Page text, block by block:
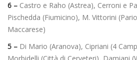
6 – Castro e Raho (Astrea), Cerroni e
Pischedda (Fiumicino), M. Vittorini
Maccarese)
5 – Di Mario (Aranova), Cipriani (4